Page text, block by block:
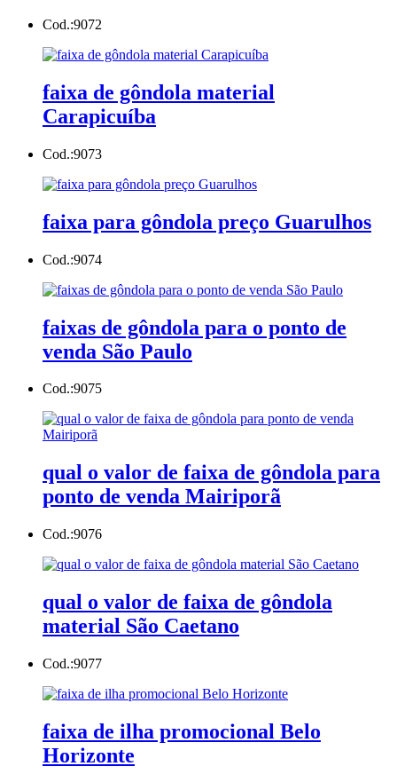
Cod.:9072
faixa de gôndola material
Carapicuíba
Cod.:9073
faixa para gôndola preço Guarulhos
Cod.:9074
faixas de gôndola para o ponto de
venda São Paulo
Cod.:9075
qual o valor de faixa de gôndola para
ponto de venda Mairiporã
Cod.:9076
qual o valor de faixa de gôndola
material São Caetano
Cod.:9077
faixa de ilha promocional Belo
Horizonte